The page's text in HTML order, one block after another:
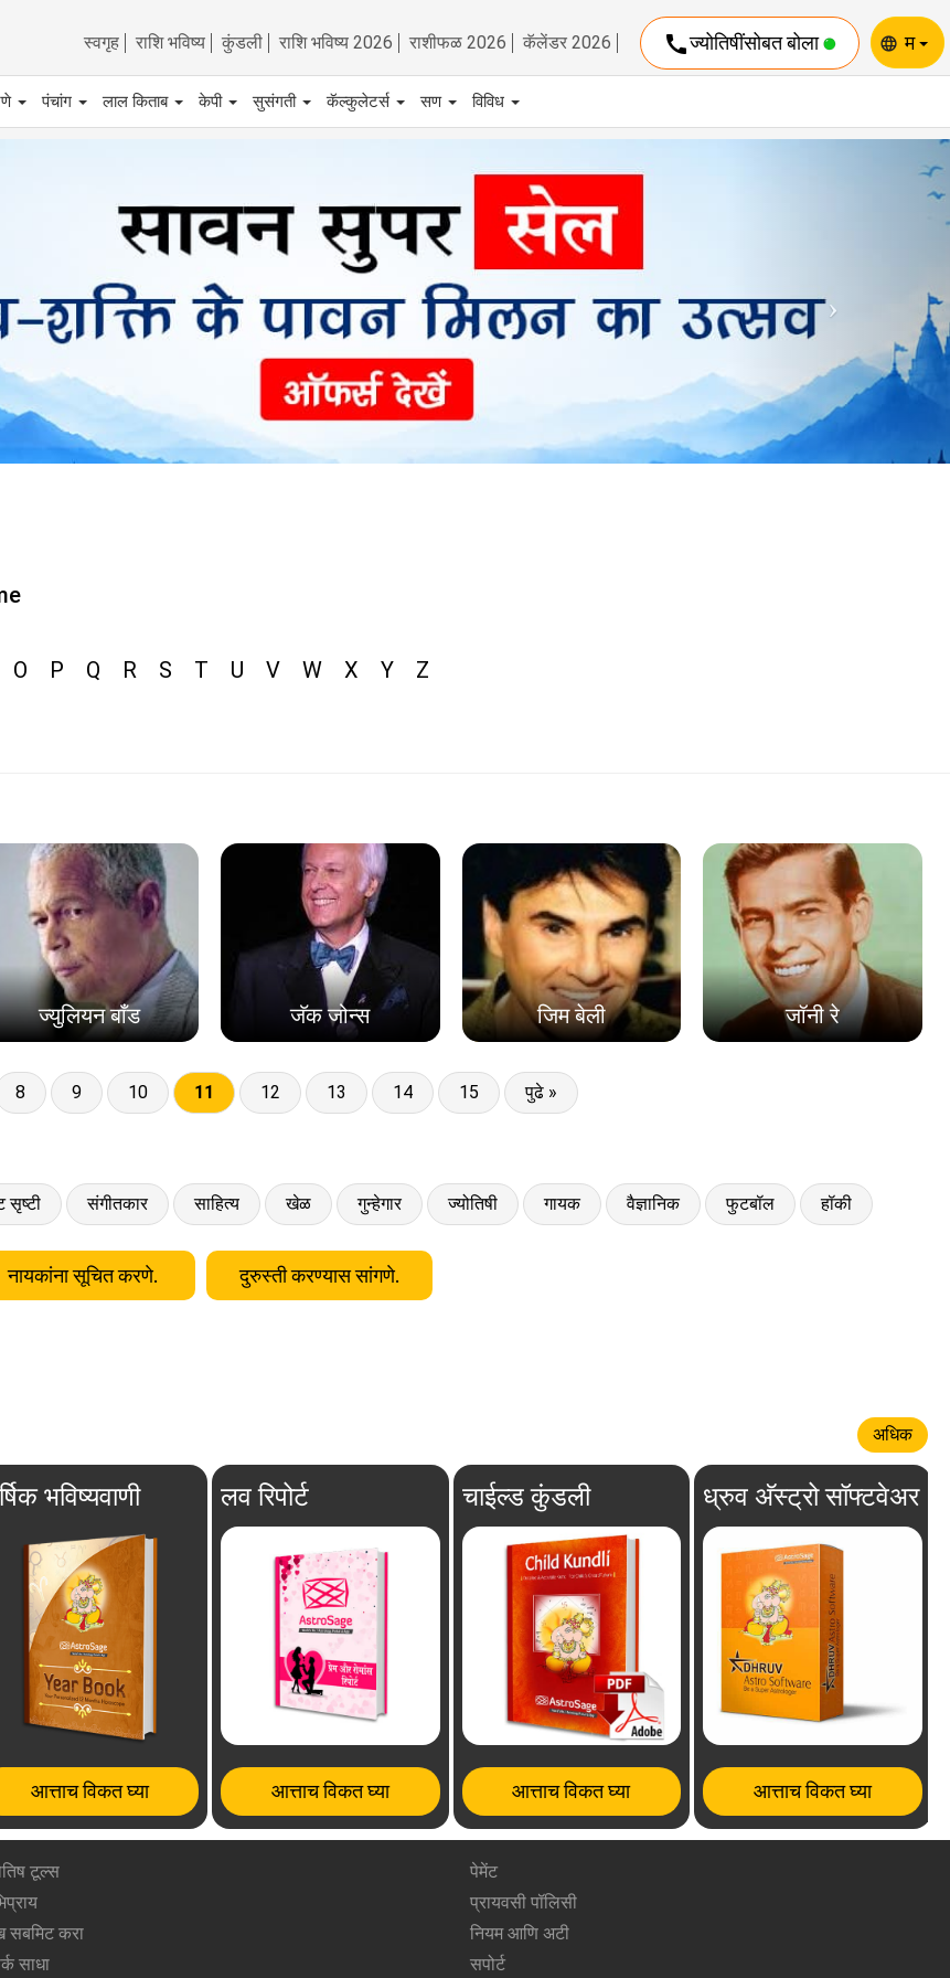
स्वगृह राशि भविष्य कुंडली राशि भविष्य 2026 राशीफळ 2026 कॅलेंडर 2026 callज्योतिषींसोबत बोला language म
पंचांग लाल किताब केपी सुसंगती कॅल्कुलेटर्स सण विविध
O P Q R S T U V W X Y Z
ज्युलियन बाँड जॅक जोन्स जिम बेली जॉनी रे
8 9 10 11 12 13 14 15 पुढे »
सृष्टी संगीतकार साहित्य खेळ गुन्हेगार ज्योतिषी गायक वैज्ञानिक फुटबॉल हॉकी
नायकांना सूचित करणे. दुरुस्ती करण्यास सांगणे.
अधिक
भविष्यवाणी
आत्ताच विकत घ्या
लव रिपोर्ट
आत्ताच विकत घ्या
चाईल्ड कुंडली
आत्ताच विकत घ्या
ध्रुव अ‍ॅस्ट्रो सॉफ्टवेअर
आत्ताच विकत घ्या
टूल्स
करा
साधा
पेमेंट
प्रायवसी पॉलिसी
नियम आणि अटी
सपोर्ट